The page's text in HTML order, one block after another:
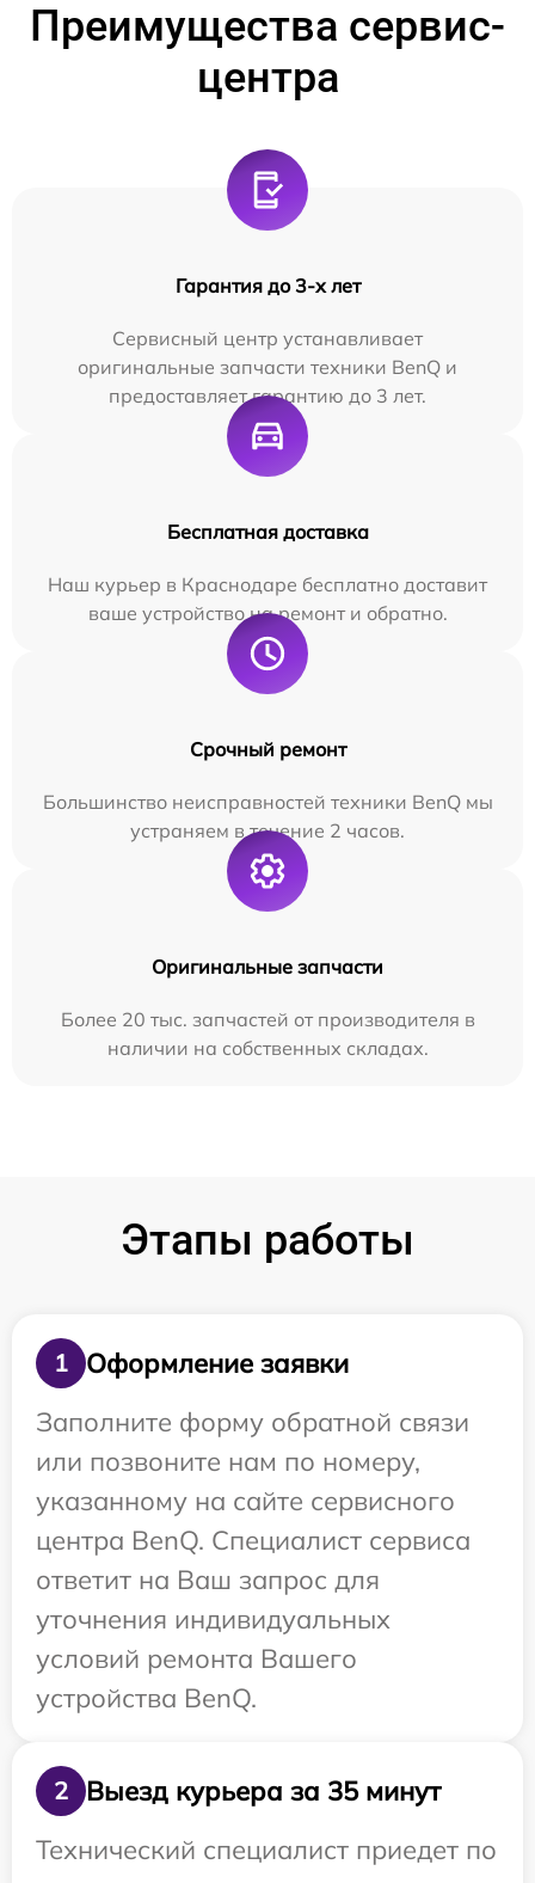
Преимущества сервис-
центра
Гарантия до 3-х лет
Сервисный центр устанавливает
оригинальные запчасти техники BenQ и
предоставляет гарантию до 3 лет.
Бесплатная доставка
Наш курьер в Краснодаре бесплатно доставит
ваше устройство на ремонт и обратно.
Срочный ремонт
Большинство неисправностей техники BenQ мы
устраняем в течение 2 часов.
Оригинальные запчасти
Более 20 тыс. запчастей от производителя в
наличии на собственных складах.
Этапы работы
1
Оформление заявки
Заполните форму обратной связи
или позвоните нам по номеру,
указанному на сайте сервисного
центра BenQ. Специалист сервиса
ответит на Ваш запрос для
уточнения индивидуальных
условий ремонта Вашего
устройства BenQ.
2
Выезд курьера за 35 минут
Технический специалист приедет по